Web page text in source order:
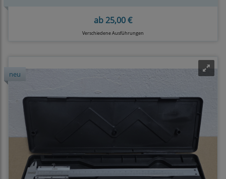
ab25,00 €
Verschiedene Ausführungen
neu